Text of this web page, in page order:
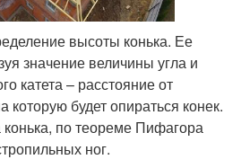
высоты конька. Ее
значение величины угла и
катета – расстояние от
которую будет опираться конек.
конька, по теореме Пифагора
ног.